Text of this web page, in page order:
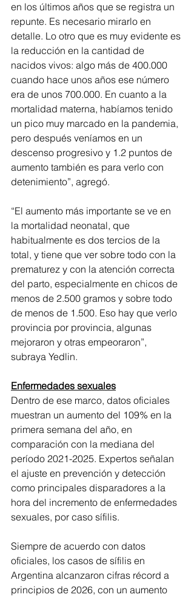
en los últimos años que se registra un
repunte. Es necesario mirarlo en
detalle. Lo otro que es muy evidente es
la reducción en la cantidad de
nacidos vivos: algo más de 400.000
cuando hace unos años ese número
era de unos 700.000. En cuanto a la
mortalidad materna, habíamos tenido
un pico muy marcado en la pandemia,
pero después veníamos en un
descenso progresivo y 1.2 puntos de
aumento también es para verlo con
detenimiento”, agregó.
“El aumento más importante se ve en
la mortalidad neonatal, que
habitualmente es dos tercios de la
total, y tiene que ver sobre todo con la
prematurez y con la atención correcta
del parto, especialmente en chicos de
menos de 2.500 gramos y sobre todo
de menos de 1.500. Eso hay que verlo
provincia por provincia, algunas
mejoraron y otras empeoraron”,
subraya Yedlin.
Enfermedades sexuales
Dentro de ese marco, datos oficiales
muestran un aumento del 109% en la
primera semana del año, en
comparación con la mediana del
período 2021-2025. Expertos señalan
el ajuste en prevención y detección
como principales disparadores a la
hora del incremento de enfermedades
sexuales, por caso sífilis.
Siempre de acuerdo con datos
oficiales, los casos de sífilis en
Argentina alcanzaron cifras récord a
principios de 2026, con un aumento